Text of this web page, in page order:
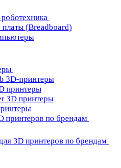
(Breadboard)
3D-принтеры
принтеры
3D принтеры
принтеров по брендам
3D принтеров по брендам